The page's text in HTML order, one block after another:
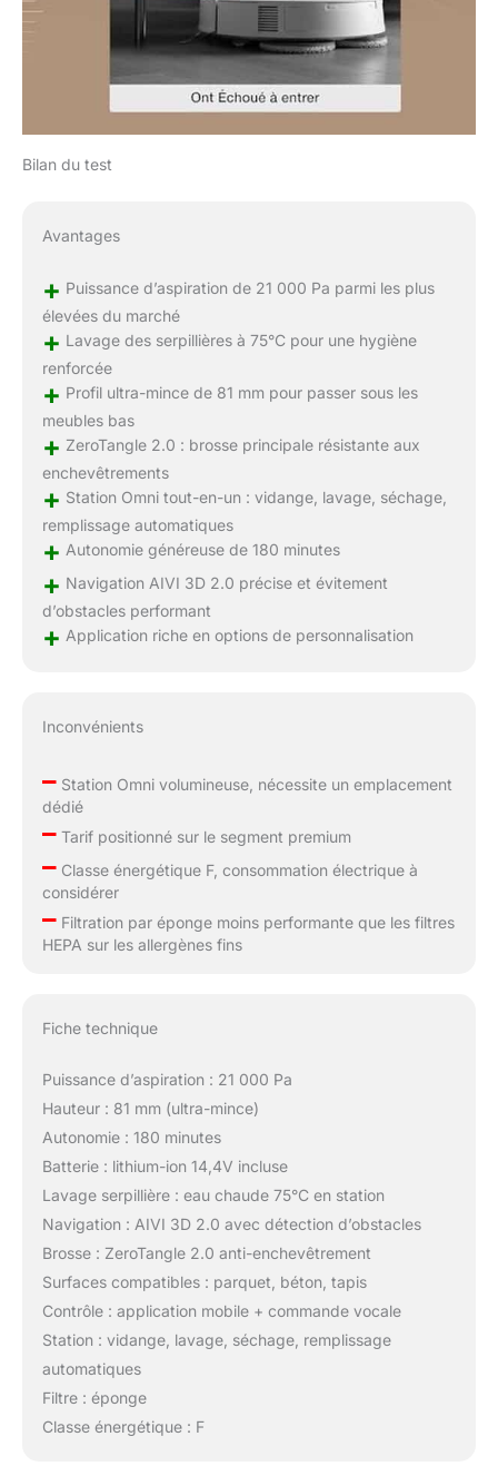
Bilan du test
Avantages
+ Puissance d’aspiration de 21 000 Pa parmi les plus
élevées du marché
+ Lavage des serpillières à 75°C pour une hygiène
renforcée
+ Profil ultra-mince de 81 mm pour passer sous les
meubles bas
+ ZeroTangle 2.0 : brosse principale résistante aux
enchevêtrements
+ Station Omni tout-en-un : vidange, lavage, séchage,
remplissage automatiques
+ Autonomie généreuse de 180 minutes
+ Navigation AIVI 3D 2.0 précise et évitement
d’obstacles performant
+ Application riche en options de personnalisation
Inconvénients
–Station Omni volumineuse, nécessite un emplacement
dédié
–Tarif positionné sur le segment premium
–Classe énergétique F, consommation électrique à
considérer
–Filtration par éponge moins performante que les filtres
HEPA sur les allergènes fins
Fiche technique
Puissance d’aspiration : 21 000 Pa
Hauteur : 81 mm (ultra-mince)
Autonomie : 180 minutes
Batterie : lithium-ion 14,4V incluse
Lavage serpillière : eau chaude 75°C en station
Navigation : AIVI 3D 2.0 avec détection d’obstacles
Brosse : ZeroTangle 2.0 anti-enchevêtrement
Surfaces compatibles : parquet, béton, tapis
Contrôle : application mobile + commande vocale
Station : vidange, lavage, séchage, remplissage
automatiques
Filtre : éponge
Classe énergétique : F